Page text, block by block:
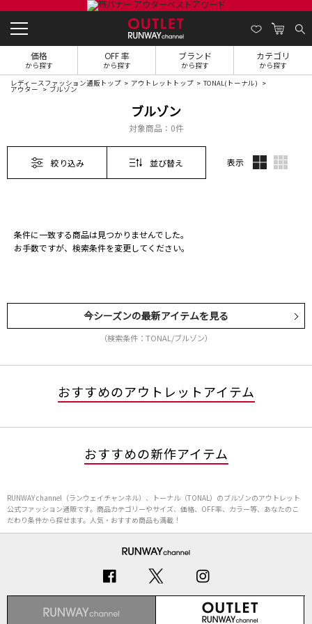
価格
から探す
OFF 率
から探す
ブランド
から探す
カテゴリ
から探す
レディースファッション通販トップ アウトレットトップ TONAL(トーナル)
アウター ブルゾン
ブルゾン
対象商品： 0件
絞り込み 並び替え 表示
条件に一致する商品は見つかりませんでした。
お手数ですが、検索条件を変更してください。
今シーズンの最新アイテムを見る
（検索条件：TONAL/ブルゾン）
おすすめのアウトレットアイテム
おすすめの新作アイテム
RUNWAY channel（ランウェイチャンネル）、トーナル（TONAL）のブルゾンのアウトレット
公式ファッション通販です。商品カテゴリーやサイズ、価格、OFF率、カラー等、あなたのこ
だわり条件から探せます。人気・おすすめ商品も満載！